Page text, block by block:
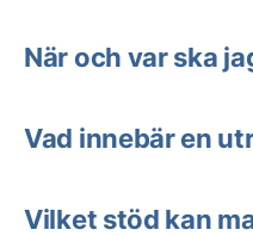
När och var ska
Vad innebär en
Vilket stöd kan